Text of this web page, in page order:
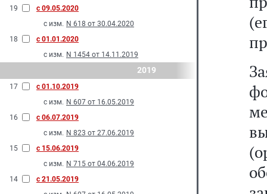
19
с 09.05.2020
с изм. N 618 от 30.04.2020
18
с 01.01.2020
с изм. N 1454 от 14.11.2019
2019
17
с 01.10.2019
с изм. N 607 от 16.05.2019
16
с 06.07.2019
с изм. N 823 от 27.06.2019
15
с 15.06.2019
с изм. N 715 от 04.06.2019
14
с 21.05.2019